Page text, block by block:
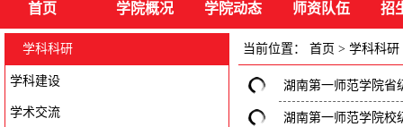
首页 学院概况 学院动态 师资队伍 招
学科科研
学科建设
学术交流
当前位置： 首页 > 学科科研
湖南第一师范学院省
湖南第一师范学院校